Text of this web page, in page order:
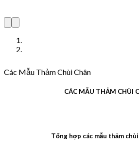
Các Mẫu Thảm Chùi Chân
CÁC MẪU THẢM CHÙI
Tổng hợp các mẫu thảm